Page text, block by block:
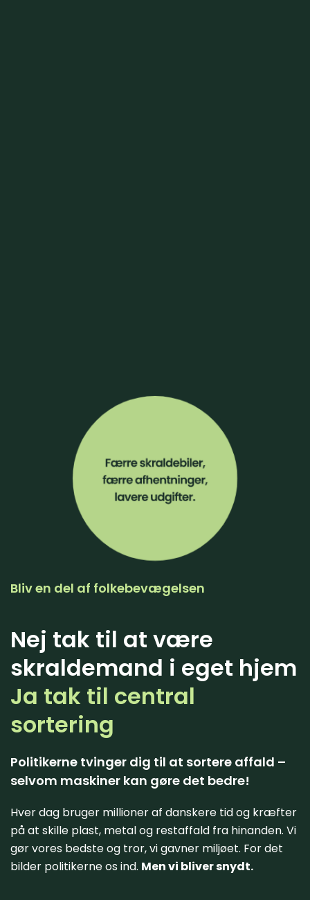
Bliv en del af folkebevægelsen
Nej tak til at være
skraldemand i eget hjem
Ja tak til central
sortering
Politikerne tvinger dig til at sortere affald –
selvom maskiner kan gøre det bedre!
Hver dag bruger millioner af danskere tid og kræfter
på at skille plast, metal og restaffald fra hinanden. Vi
gør vores bedste og tror, vi gavner miljøet. For det
bilder politikerne os ind. Men vi bliver snydt.